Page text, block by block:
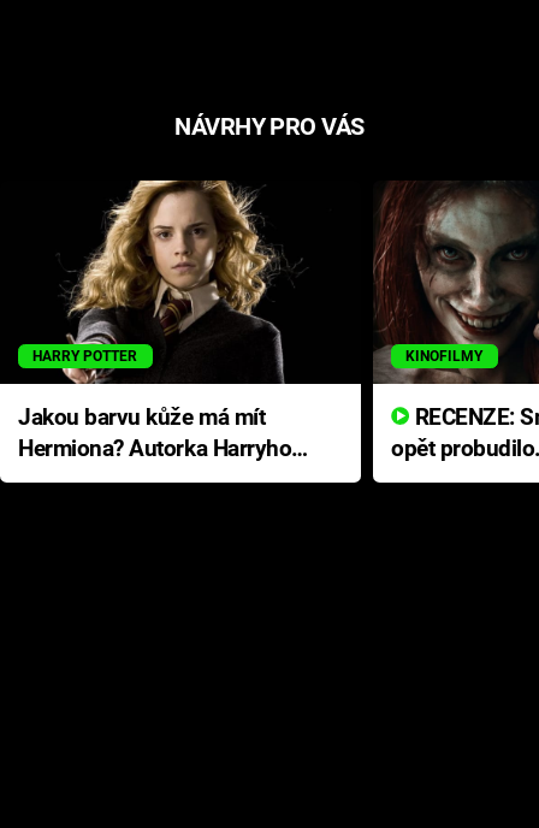
NÁVRHY PRO VÁS
HARRY POTTER
Jakou barvu kůže má mít
Hermiona? Autorka Harryho
Pottera přišla s ráznou
KINOFILMY
opět
přichází s